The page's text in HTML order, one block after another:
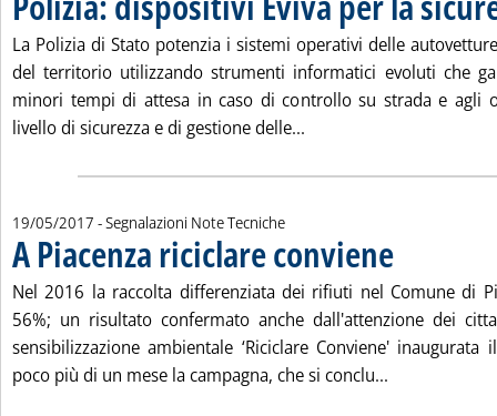
La Polizia di Stato potenzia i sistemi operativi delle
del territorio utilizzando strumenti informatici evoluti che
minori tempi di attesa in caso di controllo su strada e agli
livello di sicurezza e di gestione delle...
19/05/2017 - Segnalazioni Note Tecniche
A Piacenza riciclare conviene
Nel 2016 la raccolta differenziata dei rifiuti nel Comune di
56%; un risultato confermato anche dall'attenzione dei
sensibilizzazione ambientale ‘Riciclare Conviene'
poco più di un mese la campagna, che si conclu...